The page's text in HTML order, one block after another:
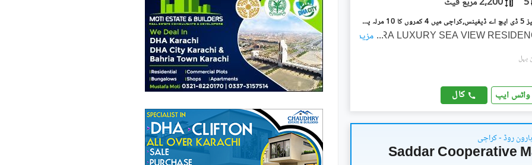
ڈی ایچ اے فیز 5 ڈی ایچ اے ڈیفینس,کراچی میں 4 کمروں کا 10 مرلہ پینٹ ہاؤس 7.15 کروڑ میں برائے فروخت۔
ULTRA LUXURY SEA VIEW
... مزید
واٹس ایپ کال
ہارون روڈ - کراچی
Saddar Cooperative